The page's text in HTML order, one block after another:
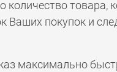
товара,
покупок и
максимально